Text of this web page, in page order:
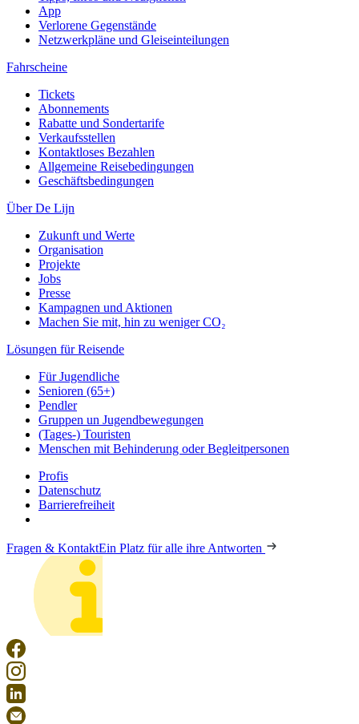
App
Verlorene Gegenstände
Netzwerkpläne und Gleiseinteilungen
Fahrscheine
Tickets
Abonnements
Rabatte und Sondertarife
Verkaufsstellen
Kontaktloses Bezahlen
Allgemeine Reisebedingungen
Geschäftsbedingungen
Über De Lijn
Zukunft und Werte
Organisation
Projekte
Jobs
Presse
Kampagnen und Aktionen
Machen Sie mit, hin zu weniger CO₂
Lösungen für Reisende
Für Jugendliche
Senioren (65+)
Pendler
Gruppen un Jugendbewegungen
(Tages-) Touristen
Menschen mit Behinderung oder Begleitpersonen
Profis
Datenschutz
Barrierefreiheit
Fragen & KontaktEin Platz für alle ihre Antworten